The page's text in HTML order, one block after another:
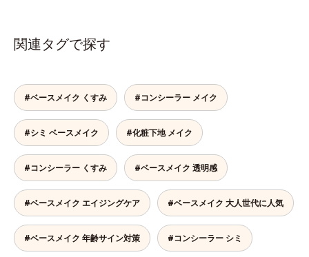
関連タグで探す
#ベースメイク くすみ #コンシーラー メイク
#シミ ベースメイク #化粧下地 メイク
#コンシーラー くすみ #ベースメイク 透明感
#ベースメイク エイジングケア #ベースメイク 大人世代に人気
#ベースメイク 年齢サイン対策 #コンシーラー シミ